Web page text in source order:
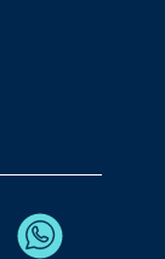
TelegramWhatsapp